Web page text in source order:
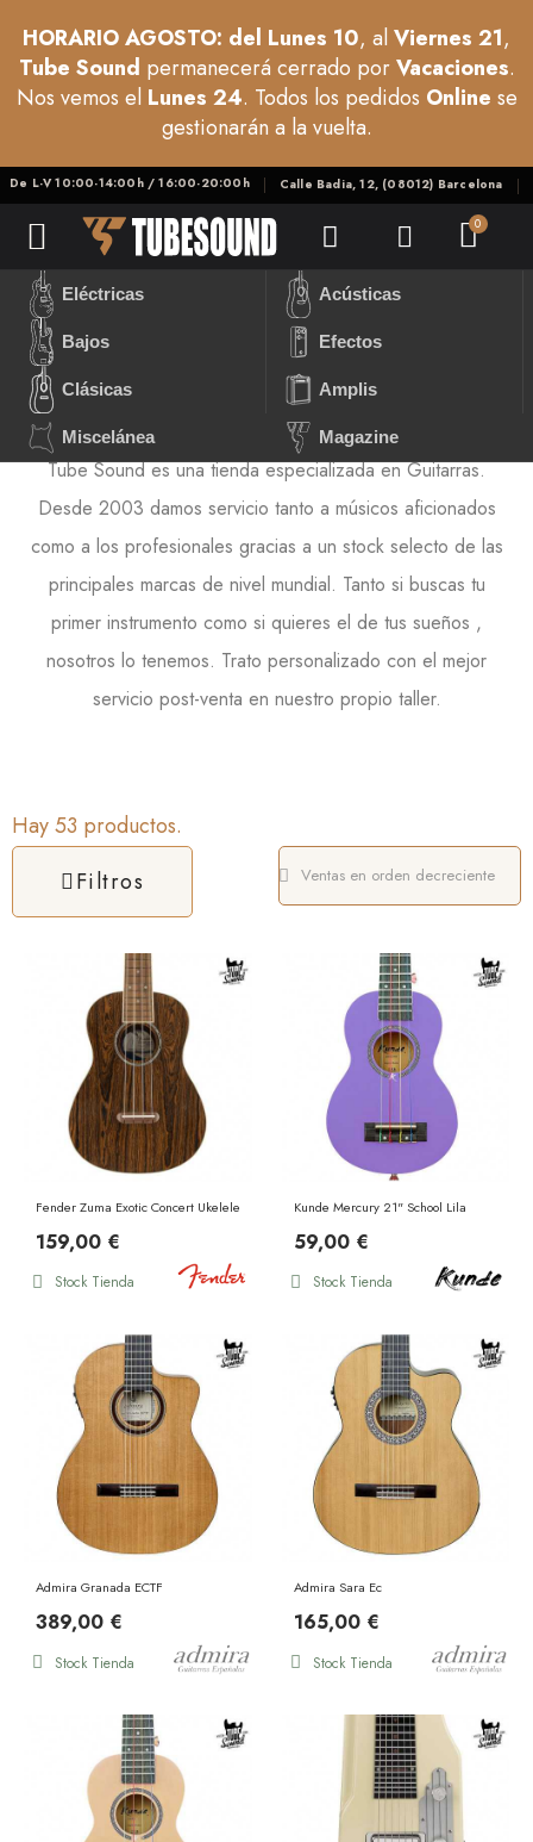
HORARIO AGOSTO: del Lunes 10, alViernes 21,
Tube Sound permanecerá cerrado porVacaciones.
Nos vemos el Lunes 24. Todos los pedidos Online se
gestionarán a la vuelta.
De L-V 10:00-14:00h / 16:00-20:00h Calle Badia, 12, (08012) Barcelona
Eléctricas Acústicas
Bajos Efectos
Clásicas Amplis
Miscelánea Magazine
Tube Soundes una tienda especializada enGuitarras.
Desde 2003 damos servicio tanto a músicos aficionados
como a los profesionales gracias a un stock selecto de las
principales marcas de nivel mundial. Tanto si buscas tu
primer instrumento como si quieres el de tus sueños ,
nosotros lo tenemos. Trato personalizado con el mejor
servicio post-venta en nuestro propio taller.
Hay 53 productos.
Filtros
Fender Zuma Exotic Concert Ukelele WN Bocote
159,00 €
Stock Tienda
Kunde Mercury 21" School Lila
59,00 €
Stock Tienda
Admira Granada ECTF
389,00 €
Stock Tienda
Admira Sara Ec
165,00 €
Stock Tienda